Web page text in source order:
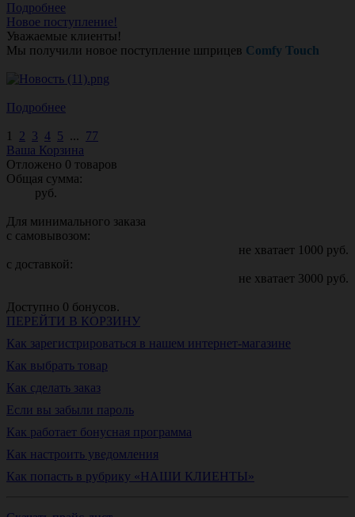
Подробнее
Новое поступление!
Уважаемые клиенты!
Мы получили новое поступление шприцев Comfy Touch
Подробнее
1 2 3 4 5 ... 77
Ваша Корзина
Отложено 0 товаров
Общая сумма:
руб.
Для минимального заказа
с самовывозом:
не хватает 1000 руб.
с доставкой:
не хватает 3000 руб.
Доступно 0 бонусов.
ПЕРЕЙТИ В КОРЗИНУ
Как зарегистрироваться в нашем интернет-магазине
Как выбрать товар
Как сделать заказ
Если вы забыли пароль
Как работает бонусная программа
Как настроить уведомления
Как попасть в рубрику «НАШИ КЛИЕНТЫ»